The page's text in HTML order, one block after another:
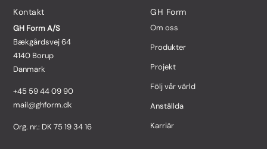
Kontakt
GH Form A/S
Bækgårdsvej 64
4140 Borup
Danmark
+45 59 44 09 90
mail@ghform.dk
Org. nr.: DK 75 19 34 16
GH Form
Om oss
Produkter
Projekt
Följ vår värld
Anställda
Karriär